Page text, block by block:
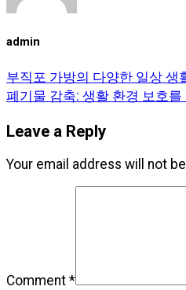
admin
부직포 가방의 다양한 일상 생
폐기물 감축: 생활 환경 보호
Leave a Reply
Your email address will not
Comment *